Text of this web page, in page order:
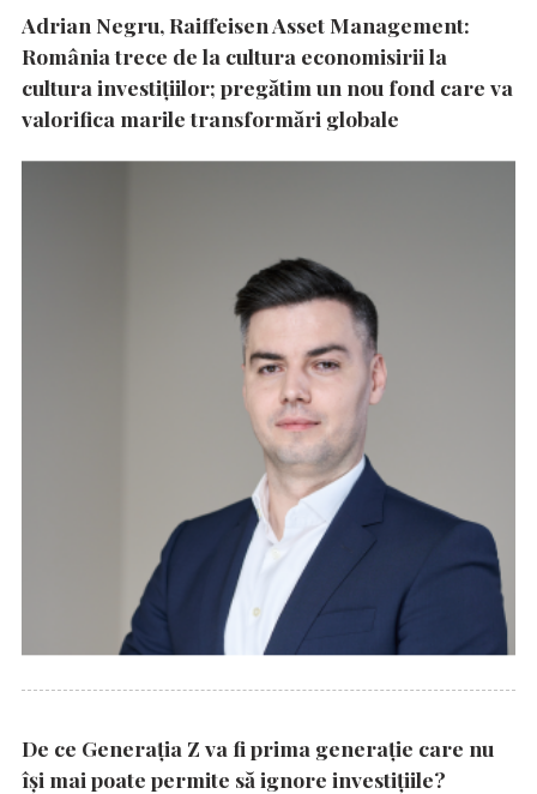
Adrian Negru, Raiffeisen Asset Management:
România trece de la cultura economisirii la
cultura investițiilor; pregătim un nou fond care va
valorifica marile transformări globale
De ce Generația Z va fi prima generație care nu
își mai poate permite să ignore investițiile?